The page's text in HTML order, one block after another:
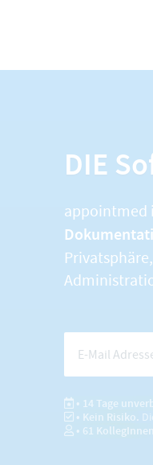
DIE
appointmed
• 14 Tage
• Kein Risiko.
• 61 KollegInnen